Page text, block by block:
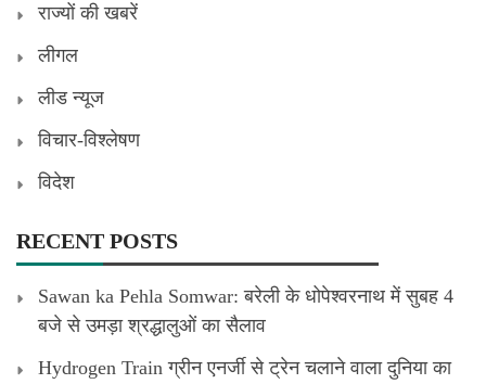
राज्यों की खबरें
लीगल
लीड न्यूज
विचार-विश्लेषण
विदेश
RECENT POSTS
Sawan ka Pehla Somwar: बरेली के धोपेश्वरनाथ में सुबह 4
बजे से उमड़ा श्रद्धालुओं का सैलाव
Hydrogen Train ग्रीन एनर्जी से ट्रेन चलाने वाला दुनिया का